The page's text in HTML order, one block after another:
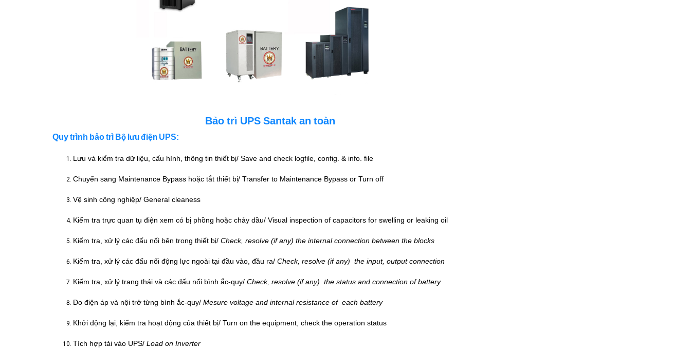
Bảo trì UPS Santak an toàn
Quy trình bảo trì Bộ lưu điện UPS:
Lưu và kiểm tra dữ liệu, cấu hình, thông tin thiết bị/ Save and check logfile, config. & info. file
Chuyển sang Maintenance Bypass hoặc tắt thiết bị/ Transfer to Maintenance Bypass or Turn off
Vệ sinh công nghiệp/ General cleaness
Kiểm tra trực quan tụ điện xem có bị phồng hoặc chảy dầu/ Visual inspection of capacitors for swelling or leaking oil
Kiểm tra, xử lý các đấu nối bên trong thiết bị/ Check, resolve (if any) the internal connection between the blocks
Kiểm tra, xử lý các đấu nối động lực ngoài tại đầu vào, đầu ra/ Check, resolve (if any) the input, output connection
Kiểm tra, xử lý trạng thái và các đấu nối bình ắc-quy/ Check, resolve (if any) the status and connection of battery
Đo điện áp và nội trở từng bình ắc-quy/ Mesure voltage and internal resistance of each battery
Khởi động lại, kiểm tra hoạt động của thiết bị/ Turn on the equipment, check the operation status​
Tích hợp tải vào UPS/ Load on Inverter